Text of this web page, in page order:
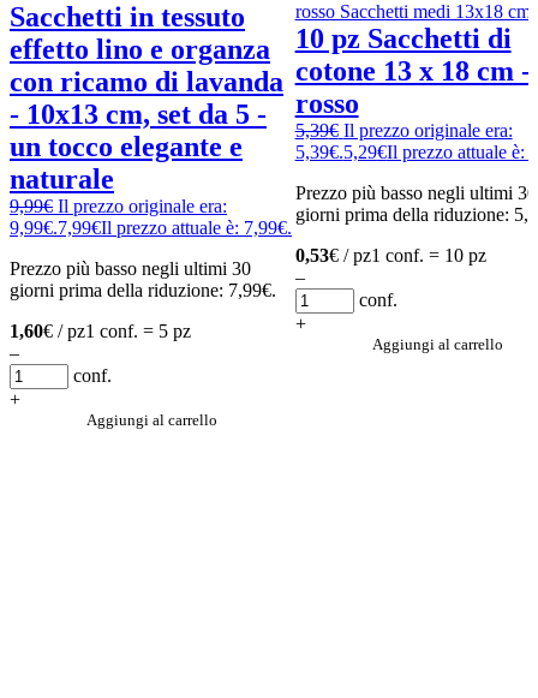
Sacchetti in tessuto
effetto lino e organza
con ricamo di lavanda
- 10x13 cm, set da 5 -
un tocco elegante e
naturale
9,99€ Il prezzo originale era:
9,99€.7,99€Il prezzo attuale è: 7,99€.
Prezzo più basso negli ultimi 30
giorni prima della riduzione: 7,99€.
1,60€ / pz1 conf. = 5 pz
–
conf.
+
Aggiungi al carrello
10 pz Sacchetti di
cotone 13 x 18 cm -
rosso
5,39€ Il prezzo originale era:
5,39€.5,29€Il prezzo attuale è:
Prezzo più basso negli ultimi 30
giorni prima della riduzione:
0,53€ / pz1 conf. = 10 pz
–
conf.
+
Aggiungi al carrello